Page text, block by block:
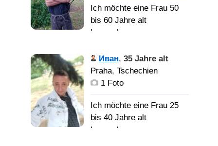
you truly like, please feel
free to message me.
kind and Family-oriented
and respect me and love
me woman.
Нормальную адекватную
девушку понимающую
Ich möchte eine Frau 50
bis 60 Jahre alt
kennenlernen
Мужчина и
женщина созданы друг
для друга. Нам хорошо,
прекрасно вдвоём.
Иван, 35 Jahre alt
Praha, Tschechien
1 Foto
Ich möchte eine Frau 25
bis 40 Jahre alt
kennenlernen